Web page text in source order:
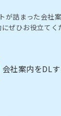
が詰まった会社案
ぜひお役立てく
会社案内をDL